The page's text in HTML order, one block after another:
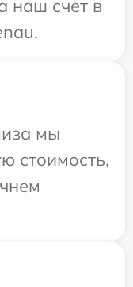
наш счет в
мы
стоимость,